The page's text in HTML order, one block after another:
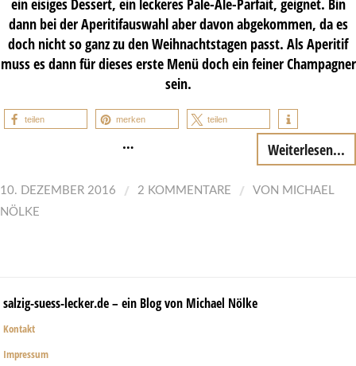
dann bei der Aperitifauswahl aber davon abgekommen, da es
doch nicht so ganz zu den Weihnachtstagen passt. Als Aperitif
muss es dann für dieses erste Menü doch ein feiner Champagner
sein.
teilen merken teilen
… Weiterlesen...
10. DEZEMBER 2016 / 2 KOMMENTARE / VON MICHAEL
NÖLKE
salzig-suess-lecker.de – ein Blog von Michael Nölke
Kontakt
Impressum